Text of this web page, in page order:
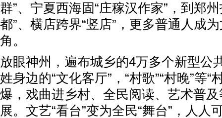
群”、宁夏西海固“庄稼汉作家”，到郑
都”、横店跨界“竖店”，更多普通人成
角。
放眼神州，遍布城乡的4万多个新型公
姓身边的“文化客厅”，“村歌”“村晚”等“
爆，戏曲进乡村、全民阅读、艺术普
展。文艺“看台”变为全民“舞台”，人人